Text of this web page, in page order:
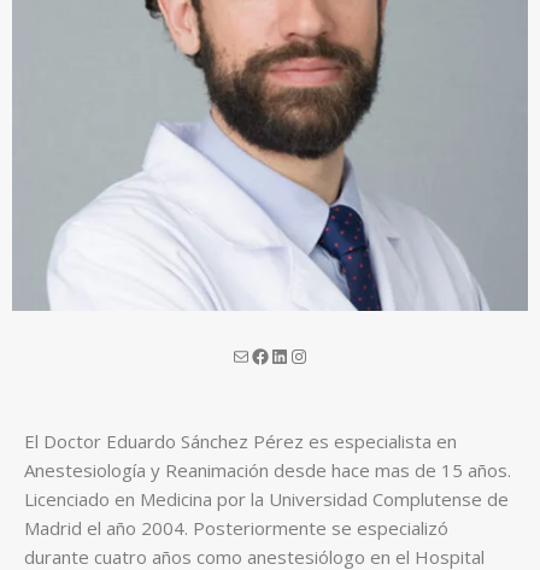
El Doctor Eduardo Sánchez Pérez es especialista en
Anestesiología y Reanimación desde hace mas de 15 años.
Licenciado en Medicina por la Universidad Complutense de
Madrid el año 2004. Posteriormente se especializó
durante cuatro años como anestesiólogo en el Hospital